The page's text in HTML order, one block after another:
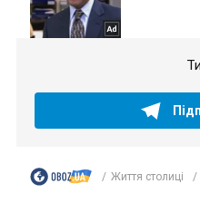
Життя столиці